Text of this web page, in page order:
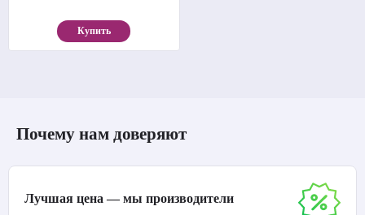
Купить
Почему нам доверяют
Лучшая цена — мы производители